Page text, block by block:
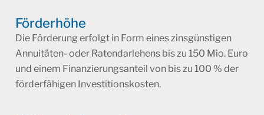
Förderhöhe
Die Förderung erfolgt in Form eines zinsgünstigen
Annuitäten- oder Ratendarlehens bis zu 150 Mio. Euro
und einem Finanzierungsanteil von bis zu 100 % der
förderfähigen Investitionskosten.